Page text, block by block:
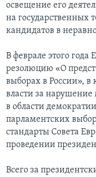
освещение его
на государственных
кандидатов в
В феврале этого
резолюцию «О
выборах в России», в
власти за нарушение
в области
парламентских
стандарты Совета
проведении
Всего за